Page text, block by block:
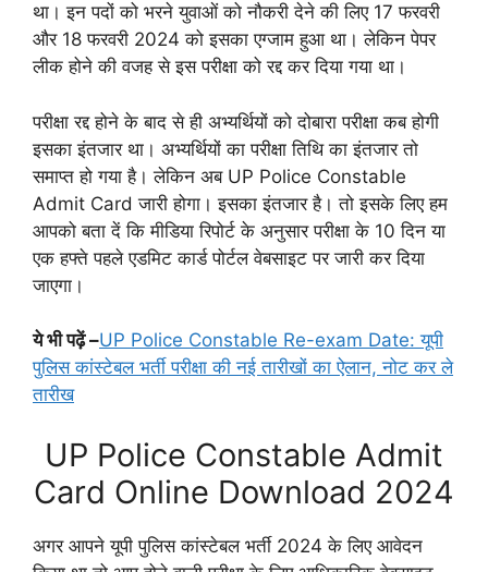
था। इन पदों को भरने युवाओं को नौकरी देने की लिए 17 फरवरी
और 18 फरवरी 2024 को इसका एग्जाम हुआ था। लेकिन पेपर
लीक होने की वजह से इस परीक्षा को रद्द कर दिया गया था।
परीक्षा रद्द होने के बाद से ही अभ्यर्थियों को दोबारा परीक्षा कब होगी
इसका इंतजार था। अभ्यर्थियों का परीक्षा तिथि का इंतजार तो
समाप्त हो गया है। लेकिन अब UP Police Constable
Admit Card जारी होगा। इसका इंतजार है। तो इसके लिए हम
आपको बता दें कि मीडिया रिपोर्ट के अनुसार परीक्षा के 10 दिन या
एक हफ्ते पहले एडमिट कार्ड पोर्टल वेबसाइट पर जारी कर दिया
जाएगा।
ये भी पढ़ें –UP Police Constable Re-exam Date: यूपी
पुलिस कांस्टेबल भर्ती परीक्षा की नई तारीखों का ऐलान, नोट कर ले
तारीख
UP Police Constable Admit
Card Online Download 2024
अगर आपने यूपी पुलिस कांस्टेबल भर्ती 2024 के लिए आवेदन